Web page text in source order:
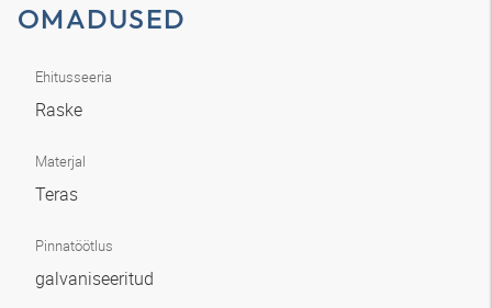
OMADUSED
Ehitusseeria
Raske
Materjal
Teras
Pinnatöötlus
galvaniseeritud